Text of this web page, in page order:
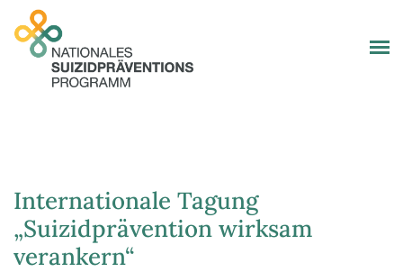
Internationale Tagung
„Suizidprävention wirksam
verankern“